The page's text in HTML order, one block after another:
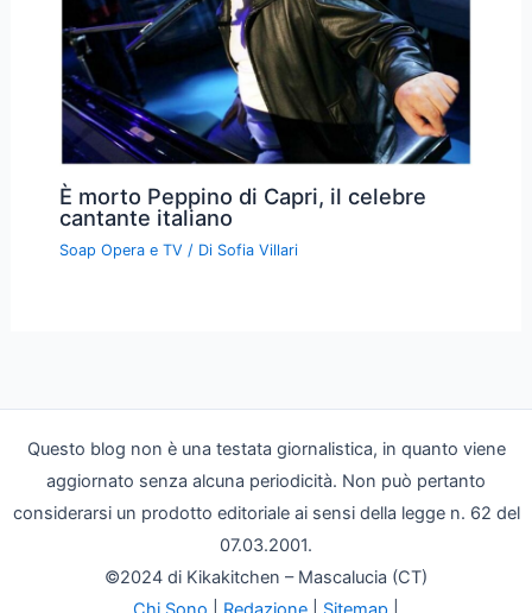
È morto Peppino di Capri, il celebre
cantante italiano
Soap Opera e TV / Di Sofia Villari
Questo blog non è una testata giornalistica, in quanto viene
aggiornato senza alcuna periodicità. Non può pertanto
considerarsi un prodotto editoriale ai sensi della legge n. 62 del
07.03.2001.
©2024 di Kikakitchen – Mascalucia (CT)